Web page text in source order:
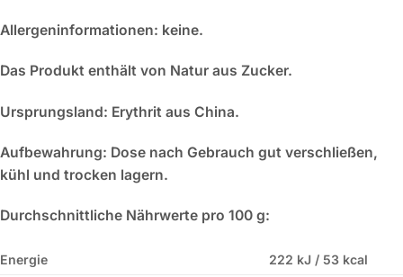
Allergeninformationen: keine.
Das Produkt enthält von Natur aus Zucker.
Ursprungsland: Erythrit aus China.
Aufbewahrung: Dose nach Gebrauch gut verschließen,
kühl und trocken lagern.
Durchschnittliche Nährwerte pro 100 g:
Energie
222 kJ / 53 kcal